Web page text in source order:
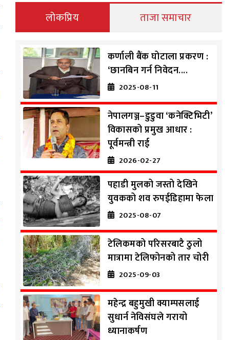
लोकप्रिय ताजा समाचार
कर्णाली बैंक घोटाला प्रकरण :
‘छानबिन गर्न निवेदन....
2025-08-11
नेपालगञ्ज–डुडुवा ‘कनेक्टिभिटी’
विकासको प्रमुख आधार :
पूर्वमन्त्री राई
2026-02-27
पहाडी मुलको जस्तो देखिने
युवकको शव रुपईडिहामा फेला
2025-08-07
टेलिकमको परिसरबाटै ठुलो
मात्रामा टेलिफोनको तार चोरी
2025-09-03
महेन्द्र बहुमुखी क्याम्पसलाई
सुधार्न नेविसंघले गरायो
ध्यानाकर्षण